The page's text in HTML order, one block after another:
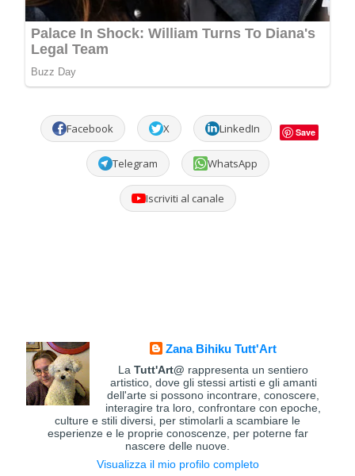
Facebook X LinkedIn Save
Telegram WhatsApp
Iscriviti al canale
Zana Bihiku Tutt'Art
LaTutt'Art@ rappresenta un sentiero
artistico, dove gli stessi artisti e gli amanti
dell'arte si possono incontrare, conoscere,
interagire tra loro, confrontare con epoche,
culture e stili diversi, per stimolarli a scambiare le
esperienze e le proprie conoscenze, per poterne far
nascere delle nuove.
Visualizza il mio profilo completo